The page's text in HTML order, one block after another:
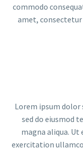
commodo
amet, consectetur
Lorem ipsum
sed do eiusmod
magna aliqua. Ut
exercitation